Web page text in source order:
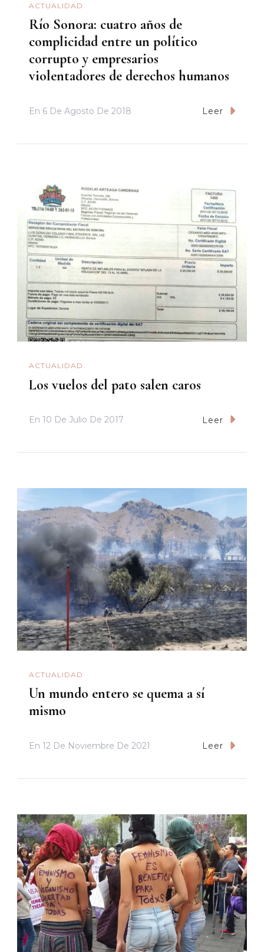
ACTUALIDAD
Río Sonora: cuatro años de
complicidad entre un político
corrupto y empresarios
violentadores de derechos humanos
En 6 De Agosto De 2018 Leer
ACTUALIDAD
Los vuelos del pato salen caros
En 10 De Julio De 2017 Leer
ACTUALIDAD
Un mundo entero se quema a sí
mismo
En 12 De Noviembre De 2021 Leer